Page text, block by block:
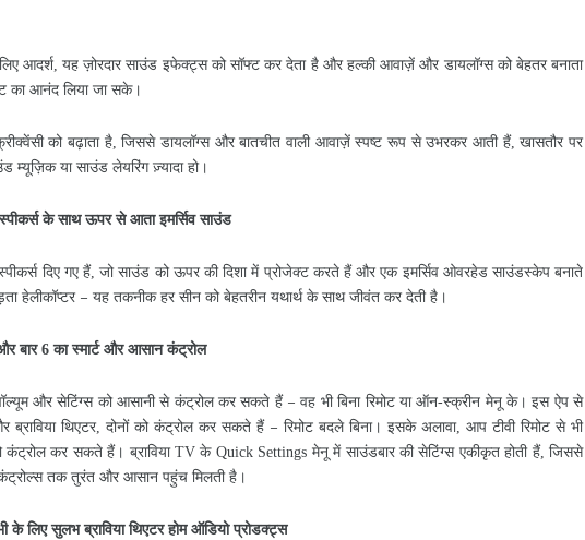
लिए आदर्श,यह ज़ोरदार साउंड इफेक्ट्स को सॉफ्ट कर देता है और हल्की आवाज़ें और डायलॉग्स को बेहतर बनाता
का आनंद लिया जा सके।
को बढ़ाता है,जिससे डायलॉग्स और बातचीत वाली आवाज़ें स्पष्ट रूप से उभरकर आती हैं,खासतौर पर
म्यूज़िक या साउंड लेयरिंग ज़्यादा हो।
स्पीकर्स के साथ ऊपर से आता इमर्सिव साउंड
दिए गए हैं,जो साउंड को ऊपर की दिशा में प्रोजेक्ट करते हैं और एक इमर्सिव ओवरहेड साउंडस्केप बनाते
हेलीकॉप्टर – यह तकनीक हर सीन को बेहतरीन यथार्थ के साथ जीवंत कर देती है।
बार6का स्मार्ट और आसान कंट्रोल
और सेटिंग्स को आसानी से कंट्रोल कर सकते हैं – वह भी बिना रिमोट या ऑन-स्क्रीन मेनू के। इस ऐप से
ब्राविया थिएटर, दोनों को कंट्रोल कर सकते हैं – रिमोट बदले बिना। इसके अलावा, आप टीवी रिमोट से भी
कंट्रोल कर सकते हैं। ब्रावियाTVकेQuick Settings मेनू में साउंडबार की सेटिंग्स एकीकृत होती हैं,जिससे
तक तुरंत और आसान पहुंच मिलती है।
के लिए सुलभ ब्राविया थिएटर होम ऑडियो प्रोडक्ट्स